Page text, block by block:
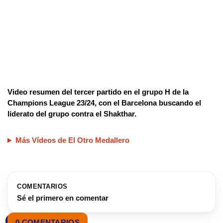
Video resumen del tercer partido en el grupo H de la
Champions League 23/24, con el Barcelona buscando el
liderato del grupo contra el Shakthar.
Más Vídeos de El Otro Medallero
COMENTARIOS
Sé el primero en comentar